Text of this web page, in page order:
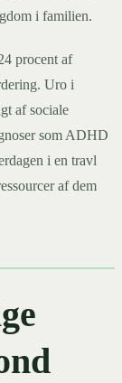
i familien.
procent af
Uro i
af sociale
som ADHD
i en travl
af dem